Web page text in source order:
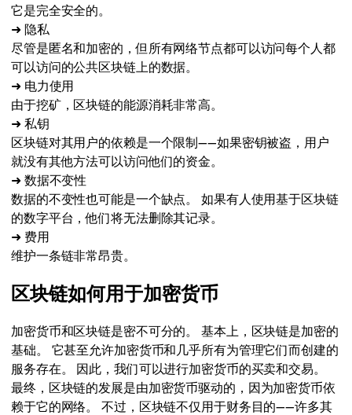
它是完全安全的。
➜ 隐私
尽管是匿名和加密的，但所有网络节点都可以访问每个人都
可以访问的公共区块链上的数据。
➜ 电力使用
由于挖矿，区块链的能源消耗非常高。
➜ 私钥
区块链对其用户的依赖是一个限制——如果密钥被盗，用户
就没有其他方法可以访问他们的资金。
➜ 数据不变性
数据的不变性也可能是一个缺点。 如果有人使用基于区块链
的数字平台，他们将无法删除其记录。
➜ 费用
维护一条链非常昂贵。
区块链如何用于加密货币
加密货币和区块链是密不可分的。 基本上，区块链是加密的
基础。 它甚至允许加密货币和几乎所有为管理它们而创建的
服务存在。 因此，我们可以进行加密货币的买卖和交易。
最终，区块链的发展是由加密货币驱动的，因为加密货币依
赖于它的网络。 不过，区块链不仅用于财务目的——许多其